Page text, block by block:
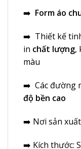
➡️ Form áo
➡️ Thiết kế
in chất lượng,
màu
➡️ Các đường
độ bền cao
➡️ Nơi sản
➡️ Kích thước: